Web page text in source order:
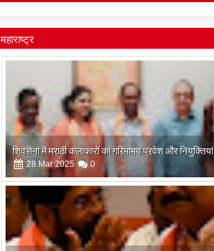
महाराष्ट्र
शिवसेना में मराठी कलाकारों का गरिमामय प्रवेश और नियुक्तियां
28 Mar 2025 0